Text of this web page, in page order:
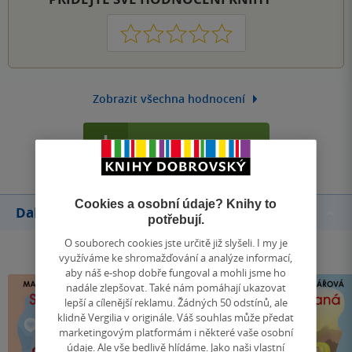
1 2 3 4 5
Zobrazit všechna hodnocení
Přidat hodnocení
Další knihy autora
Cookies a osobní údaje? Knihy to
potřebují.
O souborech cookies jste určitě již slyšeli. I my je
využíváme ke shromažďování a analýze informací,
aby náš e-shop dobře fungoval a mohli jsme ho
nadále zlepšovat. Také nám pomáhají ukazovat
lepší a cílenější reklamu. Žádných 50 odstínů, ale
klidně Vergilia v originále. Váš souhlas může předat
marketingovým platformám i některé vaše osobní
údaje. Ale vše bedlivě hlídáme. Jako naši vlastní